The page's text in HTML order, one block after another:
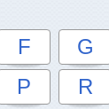
F G
P R